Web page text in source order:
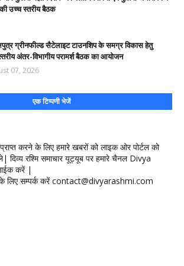
उच्च स्तरीय बैठक
ग्रीनफील्ड सैटेलाइट टाउनशिप के समग्र विकास हेतु
अंतर-विभागीय परामर्श बैठक का आयोजन
07, 2026
एक टिप्पणी भेजें
करने के लिए हमारे खबरों को लाइक ओर पोर्टल को
दिव्य रश्मि समाचार यूट्यूब पर हमारे चैनल Divya
करें |
लिए सम्पर्क करें contact@divyarashmi.com